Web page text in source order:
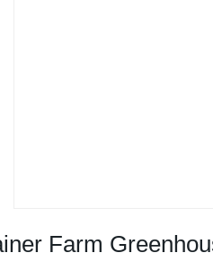
Farm